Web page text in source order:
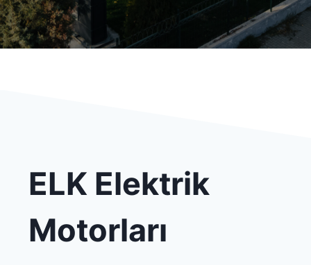
ELK Elektrik
Motorları